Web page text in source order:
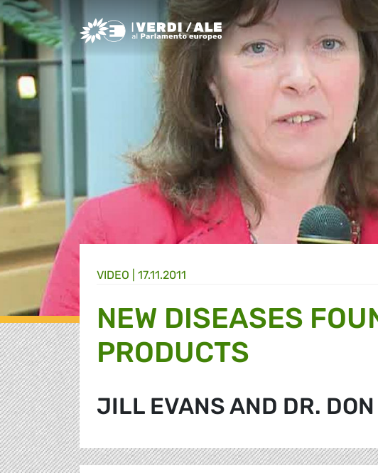
Greens/EFA Home
VIDEO | 17.11.2011
NEW DISEASES
PRODUCTS
JILL EVANS AND DR.